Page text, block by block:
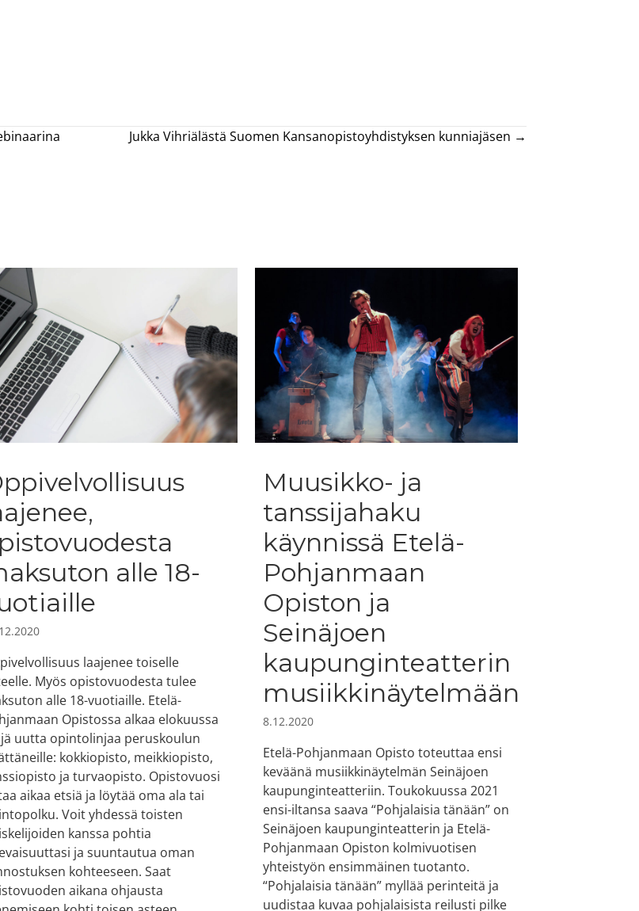
Jukka Vihriälästä Suomen Kansanopistoyhdistyksen kunniajäsen →
alle 18-
laajenee toiselle
Myös opistovuodesta tulee
alle 18-vuotiaille. Etelä-
Opistossa alkaa elokuussa
uutta opintolinjaa peruskoulun
kokkiopisto, meikkiopisto,
ja turvaopisto. Opistovuosi
aikaa etsiä ja löytää oma ala tai
Voit yhdessä toisten
kanssa pohtia
ja suuntautua oman
kohteeseen. Saat
aikana ohjausta
Muusikko- ja
tanssijahaku
käynnissä Etelä-
Pohjanmaan
Opiston ja
Seinäjoen
kaupunginteatterin
musiikkinäytelmään
8.12.2020
Etelä-Pohjanmaan Opisto toteuttaa ensi
keväänä musiikkinäytelmän Seinäjoen
kaupunginteatteriin. Toukokuussa 2021
ensi-iltansa saava “Pohjalaisia tänään” on
Seinäjoen kaupunginteatterin ja Etelä-
Pohjanmaan Opiston kolmivuotisen
yhteistyön ensimmäinen tuotanto.
“Pohjalaisia tänään” myllää perinteitä ja
uudistaa kuvaa pohjalaisista reilusti pilke